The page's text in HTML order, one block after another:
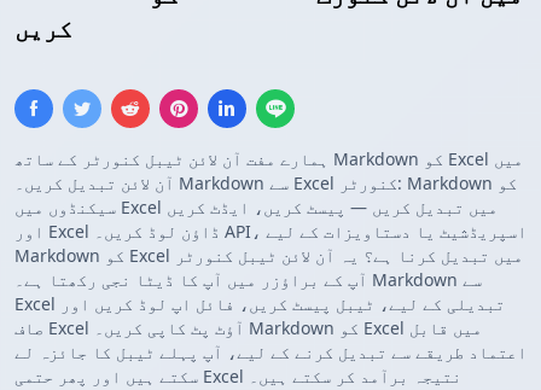
کریں
ہمارے مفت آن لائن ٹیبل کنورٹر کے ساتھ Markdown کو Excel میں
آن لائن تبدیل کریں۔ Markdown سے Excel کنورٹر: Markdown کو
سیکنڈوں میں Excel میں تبدیل کریں — پیسٹ کریں، ایڈٹ کریں
اور Excel ڈاؤن لوڈ کریں۔ API، اسپریڈشیٹ یا دستاویزات کے لیے
Markdown کو Excel میں تبدیل کرنا ہے؟ یہ آن لائن ٹیبل کنورٹر
آپ کے براؤزر میں آپ کا ڈیٹا نجی رکھتا ہے۔ Markdown سے
Excel تبدیلی کے لیے، ٹیبل پیسٹ کریں، فائل اپ لوڈ کریں اور
صاف Excel آؤٹ پٹ کاپی کریں۔ Markdown کو Excel میں قابل
اعتماد طریقے سے تبدیل کرنے کے لیے، آپ پہلے ٹیبل کا جائزہ لے
سکتے ہیں اور پھر حتمی Excel نتیجہ برآمد کر سکتے ہیں۔